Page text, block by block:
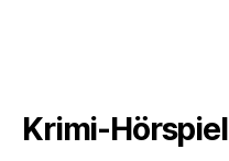
Krimi-Hörspiel